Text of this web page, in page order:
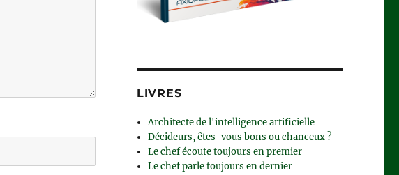
LIVRES
Architecte de l'intelligence artificielle
Décideurs, êtes-vous bons ou chanceux ?
Le chef écoute toujours en premier
Le chef parle toujours en dernier